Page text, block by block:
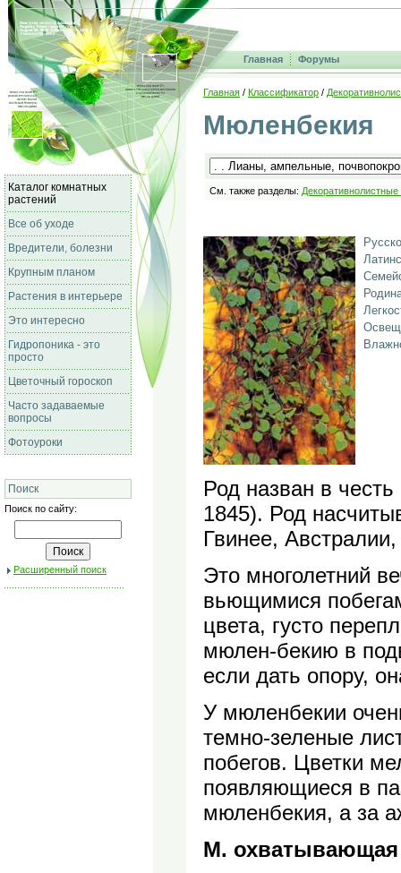
Главная Форумы
Каталог комнатных
растений
Все об уходе
Вредители, болезни
Крупным планом
Растения в интерьере
Это интересно
Гидропоника - это
просто
Цветочный гороскоп
Часто задаваемые
вопросы
Фотоуроки
Поиск
Поиск по сайту:
Расширенный поиск
Главная / Классификатор /
Мюленбекия
См. также разделы: Декоративнолистные
Род назван в
1845). Род
Гвинее,
Это многолетний
вьющимися
цвета, густо
мюлен-бекию в
если дать опору,
У мюленбекии
темно-зеленые
побегов. Цветки
появляющиеся в
мюленбекия, а за
М. охватывающая